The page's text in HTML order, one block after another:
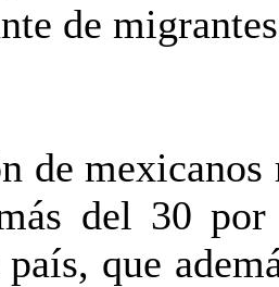
de
de mexicanos
del 30
que